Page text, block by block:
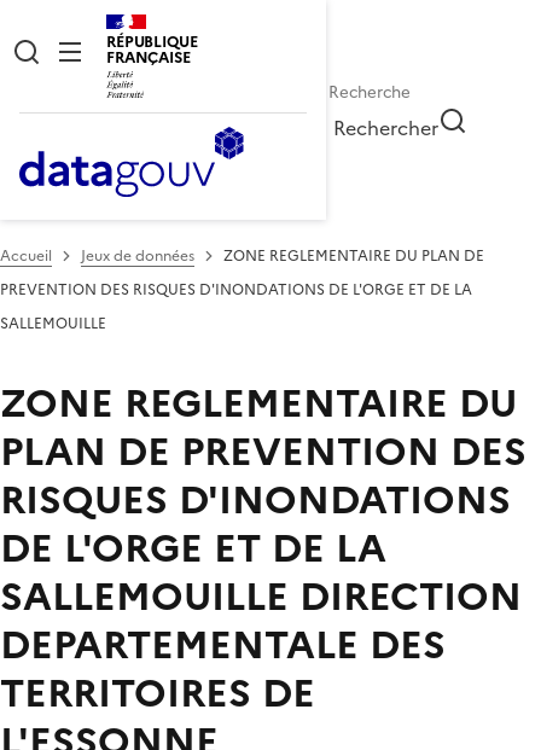
RÉPUBLIQUE
FRANÇAISE
Rechercher
Accueil Jeux de données
ZONE REGLEMENTAIRE DU PLAN DE
PREVENTION DES RISQUES D'INONDATIONS DE L'ORGE ET DE LA
SALLEMOUILLE
ZONE REGLEMENTAIRE DU
PLAN DE PREVENTION DES
RISQUES D'INONDATIONS
DE L'ORGE ET DE LA
SALLEMOUILLE DIRECTION
DEPARTEMENTALE DES
TERRITOIRES DE